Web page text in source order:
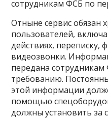
сотрудникам ФСБ по
Отныне сервис обязан
пользователей,
действиях, переписку,
видеозвонки.
передана
требованию.
этой информации
помощью
должны установить за